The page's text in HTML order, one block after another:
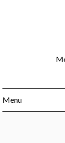
Menu